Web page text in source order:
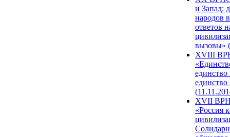
и Запад:
народов
ответов
вызовы»
XVIII
единство
единство
XVII
«Россия